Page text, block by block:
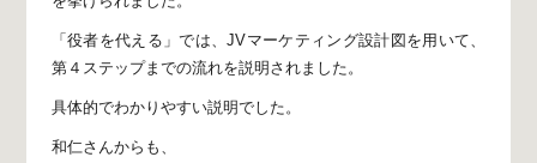
「役者を代える」では、JVマーケティング設計図を用いて、
第４ステップまでの流れを説明されました。
具体的でわかりやすい説明でした。
和仁さんからも、